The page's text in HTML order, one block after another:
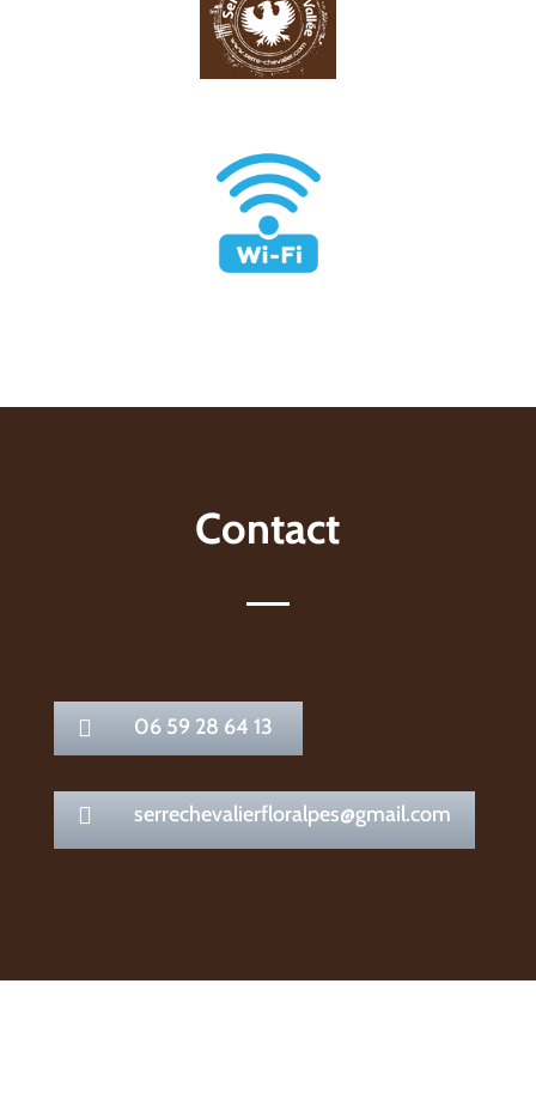
Contact
 06 59 28 64 13
 serrechevalierfloralpes@gmail.com